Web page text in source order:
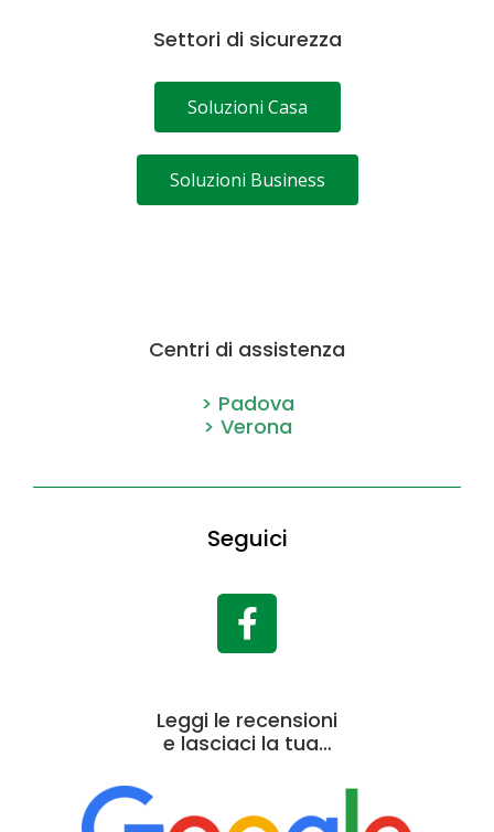
Settori di sicurezza
Soluzioni Casa
Soluzioni Business
Centri di assistenza
> Padova
> Verona
Seguici
Leggi le recensioni
e lasciaci la tua…